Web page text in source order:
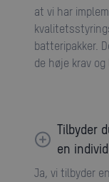
at vi har
batteripakker.
de høje krav
Tilbyder
en
Ja, vi tilbyder en omfattende eftersalgsservice til